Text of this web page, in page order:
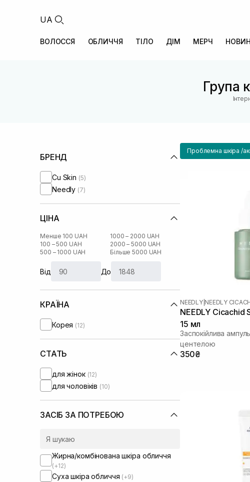
UA
ВОЛОССЯ ОБЛИЧЧЯ ТІЛО ДІМ МЕРЧ
Група
БРЕНД
Cu Skin (5)
Needly (7)
ЦІНА
Менше 100 UAH
100 – 500 UAH
500 – 1000 UAH
1000 – 2000 UAH
2000 – 5000 UAH
Більше 5000 UAH
Від До
КРАЇНА
Корея (12)
СТАТЬ
для жінок (12)
для чоловіків (10)
ЗАСІБ ЗА ПОТРЕБОЮ
Жирна/комбінована шкіра обличчя
(+12)
Суха шкіра обличчя (+9)
Проблемна шкіра /
NEEDLY| NEEDLY
NEEDLY Cicachid
15 мл
Заспокійлива
центелою
350₴